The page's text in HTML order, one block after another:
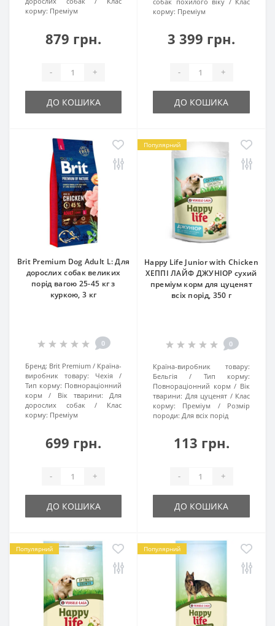
корму: Преміум
879 грн.
- +
ДО КОШИКА
корму: Преміум
3 399 грн.
- +
ДО КОШИКА
Brit Premium Dog Adult L: Для
дорослих собак великих
порід вагою 25-45 кг з
куркою, 3 кг
0
Бренд: Brit Premium
Країна-
виробник товару:
Чехія
Тип корму: Повнораціонний
корм
Вік тварини:
Для
дорослих собак
Клас
корму: Преміум
699 грн.
- +
ДО КОШИКА
Популярний
Happy Life Junior with Chicken
ХЕППІ ЛАЙФ ДЖУНІОР сухий
преміум корм для цуценят
всіх порід, 350 г
0
Країна-виробник товару:
Бельгія
Тип корму:
Повнораціонний корм
Вік
тварини: Для цуценят
Клас
корму:
Преміум
Розмір
породи: Для всіх порід
113 грн.
- +
ДО КОШИКА
Популярний Популярний